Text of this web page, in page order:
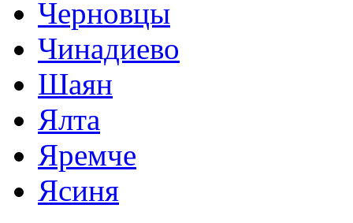
Черновцы
Чинадиево
Шаян
Ялта
Яремче
Ясиня